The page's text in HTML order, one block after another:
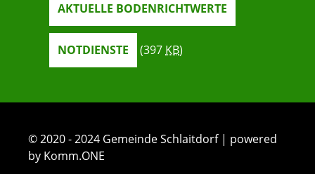
AKTUELLE BODENRICHTWERTE
NOTDIENSTE (397 KB)
© 2020 - 2024 Gemeinde Schlaitdorf | powered
by Komm.ONE